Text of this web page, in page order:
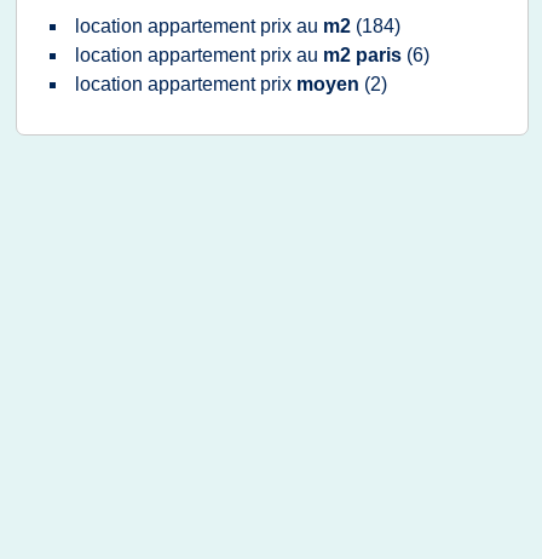
location appartement prix au m2 (184)
location appartement prix au m2 paris (6)
location appartement prix moyen (2)